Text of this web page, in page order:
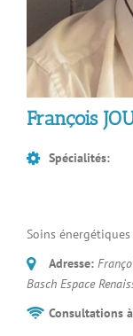
François
Spécialités:
Soins énergétiques
Adresse:
Basch Espace
Consultations